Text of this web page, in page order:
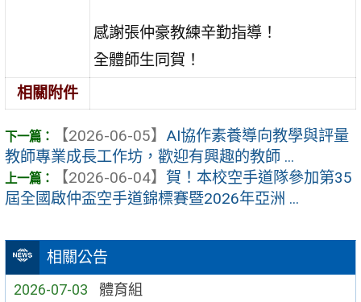
相關公告
2026-07-03 體育組
感謝張仲豪教練辛勤指導！
全體師生同賀！
相關附件
【2026-06-05】 AI協作素養導向教學與評量
教師專業成長工作坊，歡迎有興趣的教師 ...
【2026-06-04】 賀！本校空手道隊參加第35
屆全國啟仲盃空手道錦標賽暨2026年亞洲 ...